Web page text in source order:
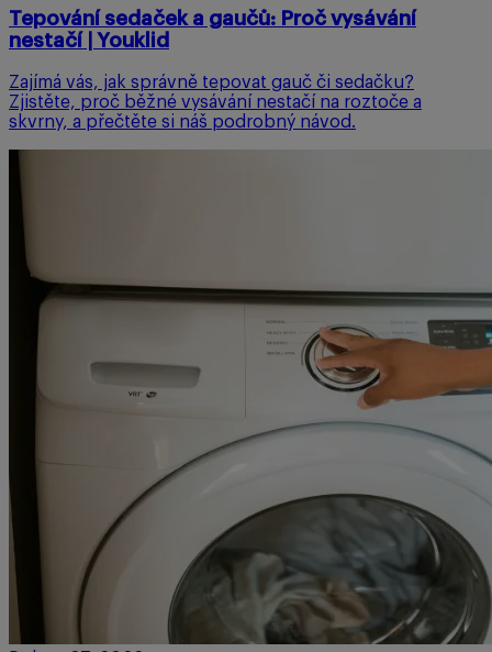
Tepování sedaček a gaučů: Proč vysávání
nestačí | Youklid
Zajímá vás, jak správně tepovat gauč či sedačku?
Zjistěte, proč běžné vysávání nestačí na roztoče a
skvrny, a přečtěte si náš podrobný návod.